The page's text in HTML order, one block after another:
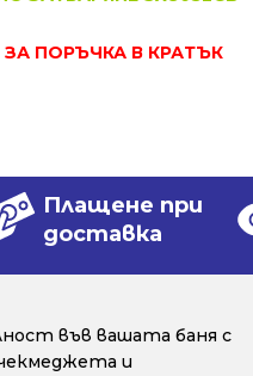
ПОРЪЧКА В КРАТЪК
Плащене при
доставка
във вашата баня с
и